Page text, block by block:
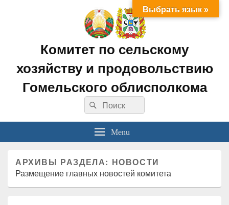
Комитет по сельскому
хозяйству и продовольствию
Гомельского облисполкома
Search
for:
Search
Menu
АРХИВЫ РАЗДЕЛА: НОВОСТИ
Размещение главных новостей комитета
Выбрать язык »